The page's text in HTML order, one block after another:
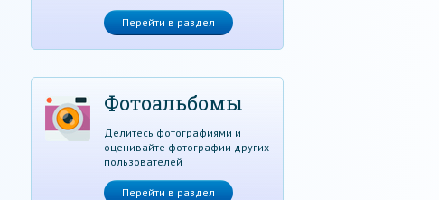
Перейти в раздел
Фотоальбомы
Делитесь фотографиями и
оценивайте фотографии других
пользователей
Перейти в раздел